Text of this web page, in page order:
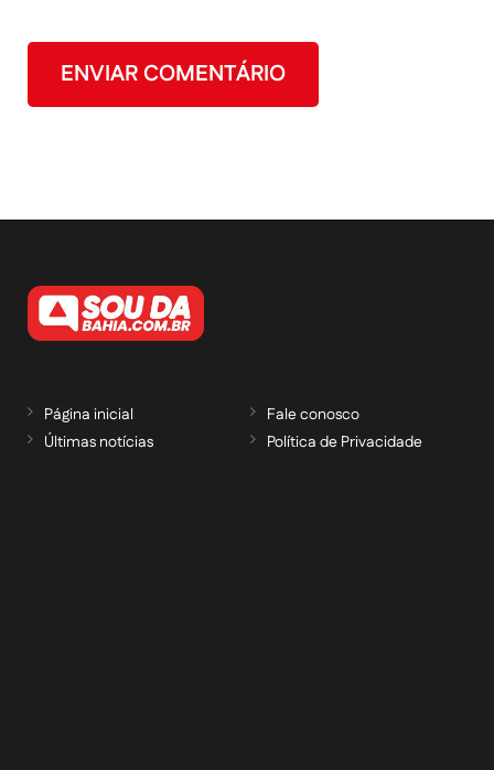
Página inicial
Últimas notícias
Fale conosco
Política de Privacidade